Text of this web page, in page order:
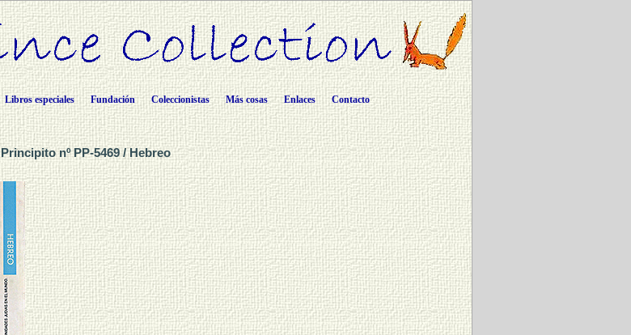
Libros especiales Fundación Coleccionistas Más cosas Enlaces Contacto
Principito nº PP-5469 / Hebreo